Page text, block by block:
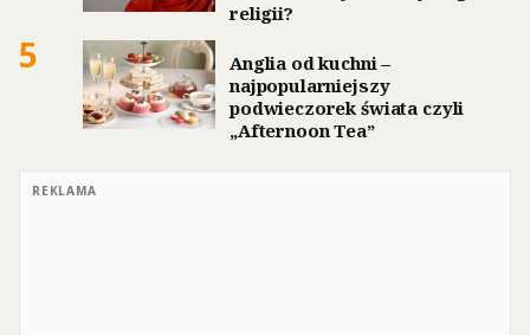
religii?
5
Anglia od kuchni –
najpopularniejszy
podwieczorek świata czyli
„Afternoon Tea”
REKLAMA